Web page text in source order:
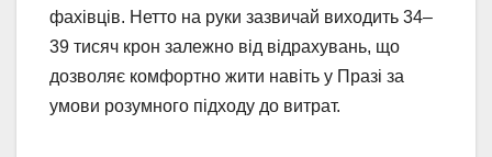
фахівців. Нетто на руки зазвичай виходить 34–
39 тисяч крон залежно від відрахувань, що
дозволяє комфортно жити навіть у Празі за
умови розумного підходу до витрат.